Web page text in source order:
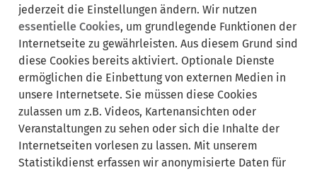
jederzeit die Einstellungen ändern. Wir nutzen
essentielle Cookies, um grundlegende Funktionen der
Internetseite zu gewährleisten. Aus diesem Grund sind
diese Cookies bereits aktiviert. Optionale Dienste
ermöglichen die Einbettung von externen Medien in
unsere Internetsete. Sie müssen diese Cookies
zulassen um z.B. Videos, Kartenansichten oder
Veranstaltungen zu sehen oder sich die Inhalte der
Internetseiten vorlesen zu lassen. Mit unserem
Statistikdienst erfassen wir anonymisierte Daten für